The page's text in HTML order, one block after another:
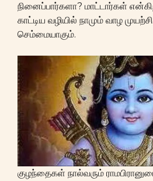
நினைப்பார்களா? மாட்டார்கள்
காட்டிய வழியில் நாமும் வாழ
செம்மையாகும்.
குழந்தைகள் நால்வரும்